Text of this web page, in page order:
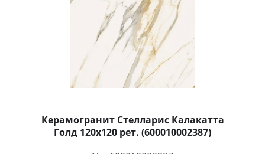
Керамогранит Стелларис Калакатта
Голд 120x120 рет. (600010002387)